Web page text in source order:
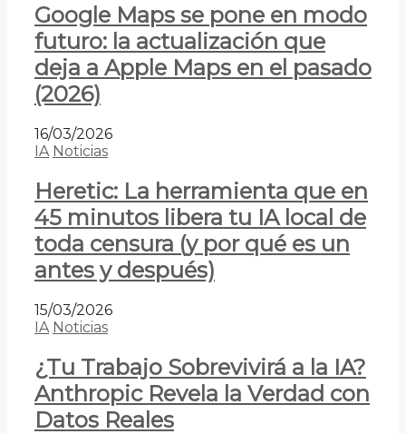
Google Maps se pone en modo
futuro: la actualización que
deja a Apple Maps en el pasado
(2026)
16/03/2026
IA Noticias
Heretic: La herramienta que en
45 minutos libera tu IA local de
toda censura (y por qué es un
antes y después)
15/03/2026
IA Noticias
¿Tu Trabajo Sobrevivirá a la IA?
Anthropic Revela la Verdad con
Datos Reales